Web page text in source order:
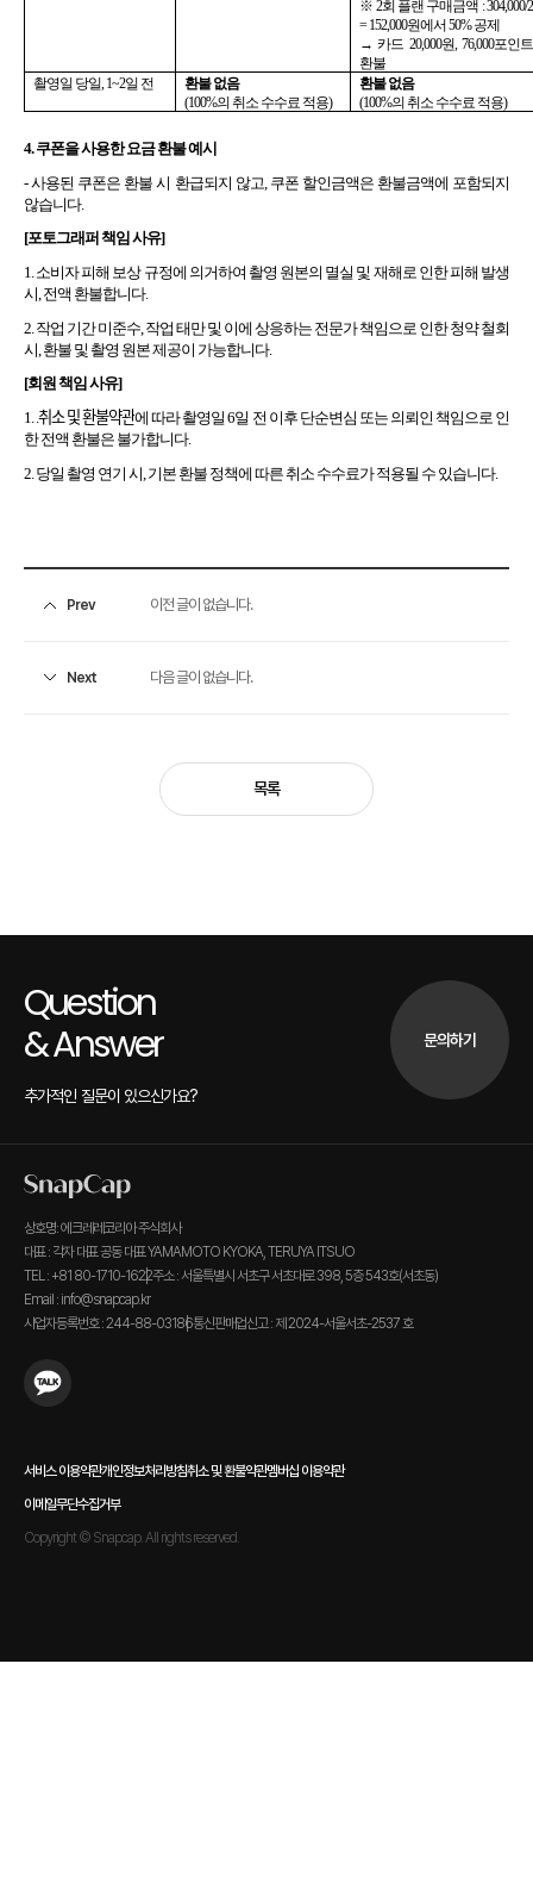
※ 2회 플랜 구매금액 : 304,000/2
= 152,000원에서 50% 공제
→ 카드 20,000원, 76,000포인트
환불
촬영일 당일, 1~2일 전
환불 없음
(100%의 취소 수수료 적용)
환불 없음
(100%의 취소 수수료 적용)
4. 쿠폰을 사용한 요금 환불 예시
- 사용된 쿠폰은 환불 시 환급되지 않고, 쿠폰 할인금액은 환불금액에 포함되지
않습니다.
[포토그래퍼 책임 사유]
1. 소비자 피해 보상 규정에 의거하여 촬영 원본의 멸실 및 재해로 인한 피해 발생
시, 전액 환불합니다.
2. 작업 기간 미준수, 작업 태만 및 이에 상응하는 전문가 책임으로 인한 청약 철회
시, 환불 및 촬영 원본 제공이 가능합니다.
[회원 책임 사유]
1. .취소 및 환불약관에 따라 촬영일 6일 전 이후 단순변심 또는 의뢰인 책임으로 인
한 전액 환불은 불가합니다.
2. 당일 촬영 연기 시, 기본 환불 정책에 따른 취소 수수료가 적용될 수 있습니다.
Prev 이전 글이 없습니다.
Next 다음 글이 없습니다.
목록
Question
& Answer
추가적인 질문이 있으신가요?
문의하기
상호명: 에크레레코리아 주식회사
대표 : 각자 대표 공동 대표 YAMAMOTO KYOKA, TERUYA ITSUO
TEL : +81 80-1710-1622주소 : 서울특별시 서초구 서초대로 398, 5층 543호(서초동)
Email : info@snapcap.kr
사업자등록번호 : 244-88-03186통신판매업신고 : 제 2024-서울서초-2537 호
서비스 이용약관개인정보처리방침취소 및 환불약관멤버십 이용약관
이메일무단수집거부
Copyright © Snapcap. All rights reserved.